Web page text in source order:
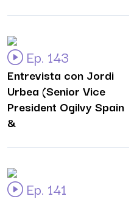
Ep. 143
Entrevista con Jordi
Urbea (Senior Vice
President Ogilvy Spain
&
Ep. 141